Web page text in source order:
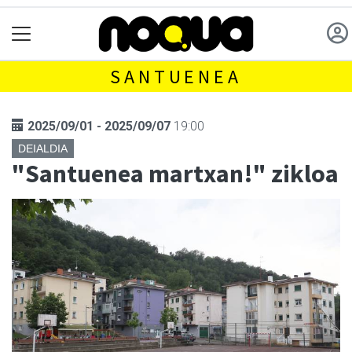
SANTUENEA
2025/09/01 - 2025/09/07 19:00
DEIALDIA
"Santuenea martxan!" zikloa